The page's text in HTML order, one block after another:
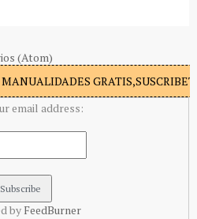
(Atom)
email address:
by FeedBurner